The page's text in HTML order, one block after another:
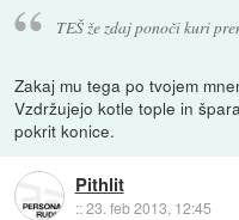
TEŠ že zdaj ponoči kuri
Zakaj mu tega po tvojem
Vzdržujejo kotle tople in
pokrit konice.
Pithlit
::23. feb 2013, 12:45